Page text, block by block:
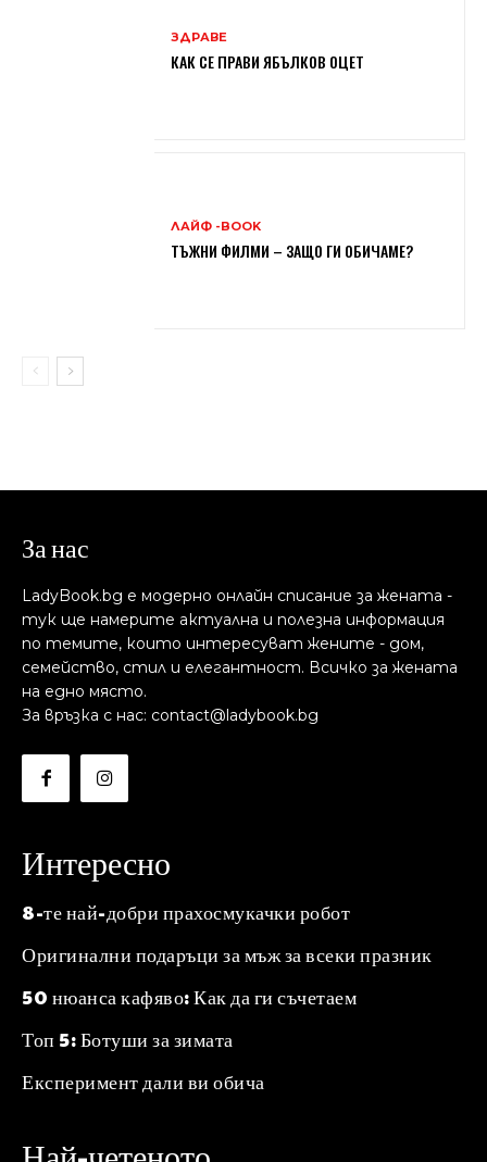
ЗДРАВЕ
КАК СЕ ПРАВИ ЯБЪЛКОВ ОЦЕТ
ЛАЙФ -BOOK
ТЪЖНИ ФИЛМИ – ЗАЩО ГИ ОБИЧАМЕ?
За нас
LadyBook.bg е модерно онлайн списание за жената -
тук ще намерите актуална и полезна информация
по темите, които интересуват жените - дом,
семейство, стил и елегантност. Всичко за жената
на едно място.
За връзка с нас: contact@ladybook.bg
Интересно
8-те най-добри прахосмукачки робот
Оригинални подаръци за мъж за всеки празник
50 нюанса кафяво: Как да ги съчетаем
Топ 5: Ботуши за зимата
Експеримент дали ви обича